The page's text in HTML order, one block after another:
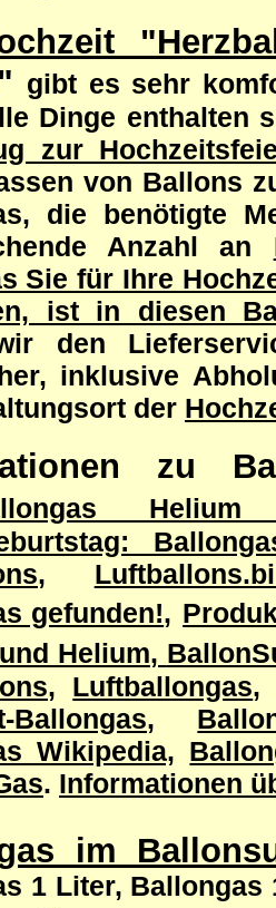
" gibt es sehr
Dinge enthalten
zur
von Ballons
die benötigte
Anzahl an
Sie für Ihre
ist in diesen
den
inklusive
der
zu
Helium
,
gefunden!,
Helium,
, Luftballongas
Ballongas,
Wikipedia,
. Informationen
im
1 Liter, Ballongas